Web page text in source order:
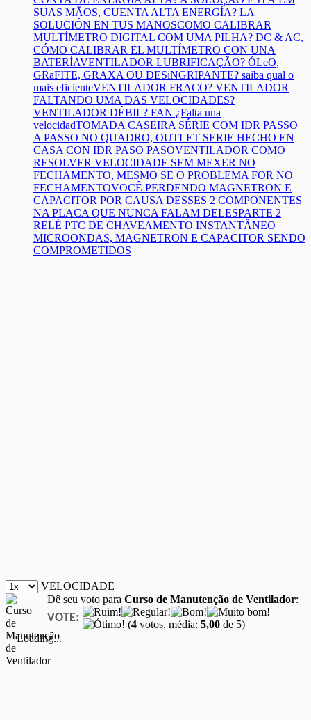
SUAS MÃOS, CUENTA ALTA ENERGÍA? LA
SOLUCIÓN EN TUS MANOSCOMO CALIBRAR
MULTÍMETRO DIGITAL COM UMA PILHA? DC & AC,
CÓMO CALIBRAR EL MULTÍMETRO CON UNA
BATERÍAVENTILADOR LUBRIFICAÇÃO? ÓLeO,
GRaFITE, GRAXA OU DESiNGRIPANTE? saiba qual o
mais eficienteVENTILADOR FRACO? VENTILADOR
FALTANDO UMA DAS VELOCIDADES?
VENTILADOR DÉBIL? FAN ¿Falta una
velocidadTOMADA CASEIRA SÉRIE COM IDR PASSO
A PASSO NO QUADRO, OUTLET SERIE HECHO EN
CASA CON IDR PASO PASOVENTILADOR COMO
RESOLVER VELOCIDADE SEM MEXER NO
FECHAMENTO, MESMO SE O PROBLEMA FOR NO
FECHAMENTOVOCÊ PERDENDO MAGNETRON E
CAPACITOR POR CAUSA DESSES 2 COMPONENTES
NA PLACA QUE NUNCA FALAM DELESPARTE 2
RELÉ PTC DE CHAVEAMENTO INSTANTÂNEO
MICROONDAS, MAGNETRON E CAPACITOR SENDO
COMPROMETIDOS
VELOCIDADE
Dê seu voto para Curso de Manutenção de Ventilador:
VOTE: (4 votos, média: 5,00 de 5)
Loading...